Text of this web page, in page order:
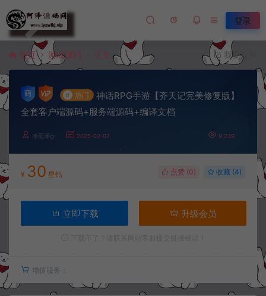
登录
首页 游戏源码 正文 我要投稿
# 热门
神话RPG手游【齐天记完美修复版】
全套客户端源码+服务端源码+编译文档
冷雨泽ღ 2025-02-07 9,239
¥ 30 星钻 点赞 (0) 收藏 (4)
立即下载 升级会员
增值服务：